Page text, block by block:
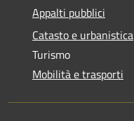
Appalti pubblici
Catasto e urbanistica
Turismo
Mobilità e trasporti